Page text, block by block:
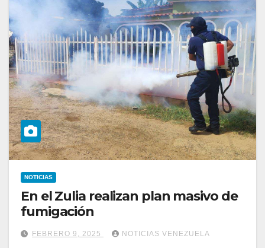
NOTICIAS
En el Zulia realizan plan masivo de
fumigación
FEBRERO 9, 2025 NOTICIAS VENEZUELA